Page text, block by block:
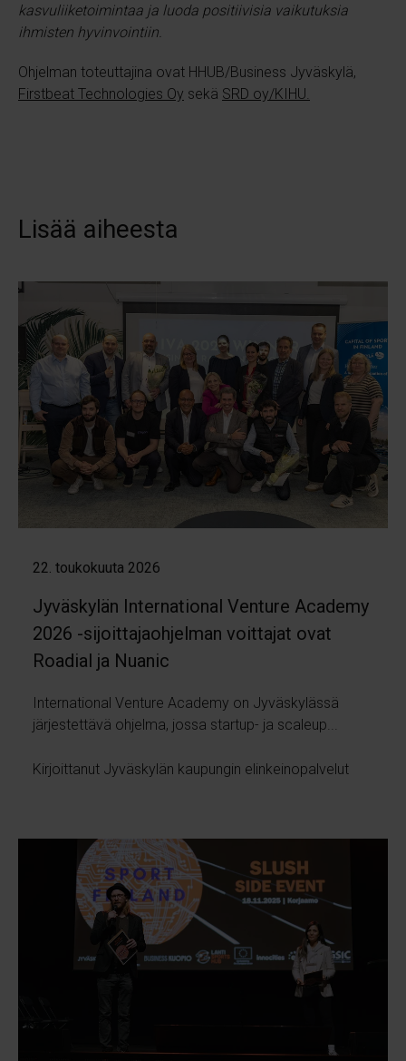
kasvuliiketoimintaa ja luoda positiivisia vaikutuksia
ihmisten hyvinvointiin.
Ohjelman toteuttajina ovat HHUB/Business Jyväskylä,
Firstbeat Technologies Oy sekä SRD oy/KIHU.
Lisää aiheesta
22. toukokuuta 2026
Jyväskylän International Venture Academy
2026 -sijoittajaohjelman voittajat ovat
Roadial ja Nuanic
International Venture Academy on Jyväskylässä
järjestettävä ohjelma, jossa startup- ja scaleup...
Kirjoittanut Jyväskylän kaupungin elinkeinopalvelut